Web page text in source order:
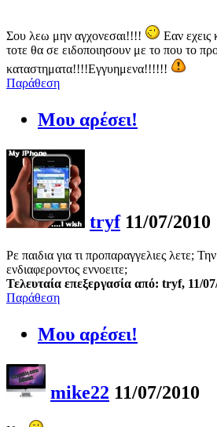
Σου λεω μην αγχονεσαι!!!!
Εαν εχεις
τοτε θα σε ειδοποιησουν με το που το
καταστηματα!!!!Εγγυημενα!!!!!!
Παράθεση
Μου αρέσει!
tryf 11/07/2010
Ρε παιδια για τι προπαραγγελιες λετε;
ενδιαφεροντος εννοειτε;
Τελευταία επεξεργασία από: tryf, 11/
Παράθεση
Μου αρέσει!
mike22 11/07/2010